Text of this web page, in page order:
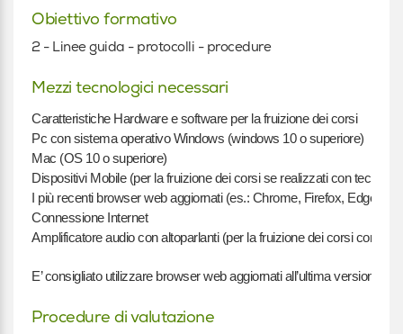
Obiettivo formativo
2 - Linee guida - protocolli - procedure
Mezzi tecnologici necessari
Caratteristiche Hardware e software per la fruizione dei corsi
Pc con sistema operativo Windows (windows 10 o superiore)
Mac (OS 10 o superiore)
Dispositivi Mobile (per la fruizione dei corsi se realizzati con
I più recenti browser web aggiornati (es.: Chrome, Firefox, Edge)
Connessione Internet
Amplificatore audio con altoparlanti (per la fruizione dei corsi con
E’ consigliato utilizzare browser web aggiornati all’ultima versione.
Procedure di valutazione